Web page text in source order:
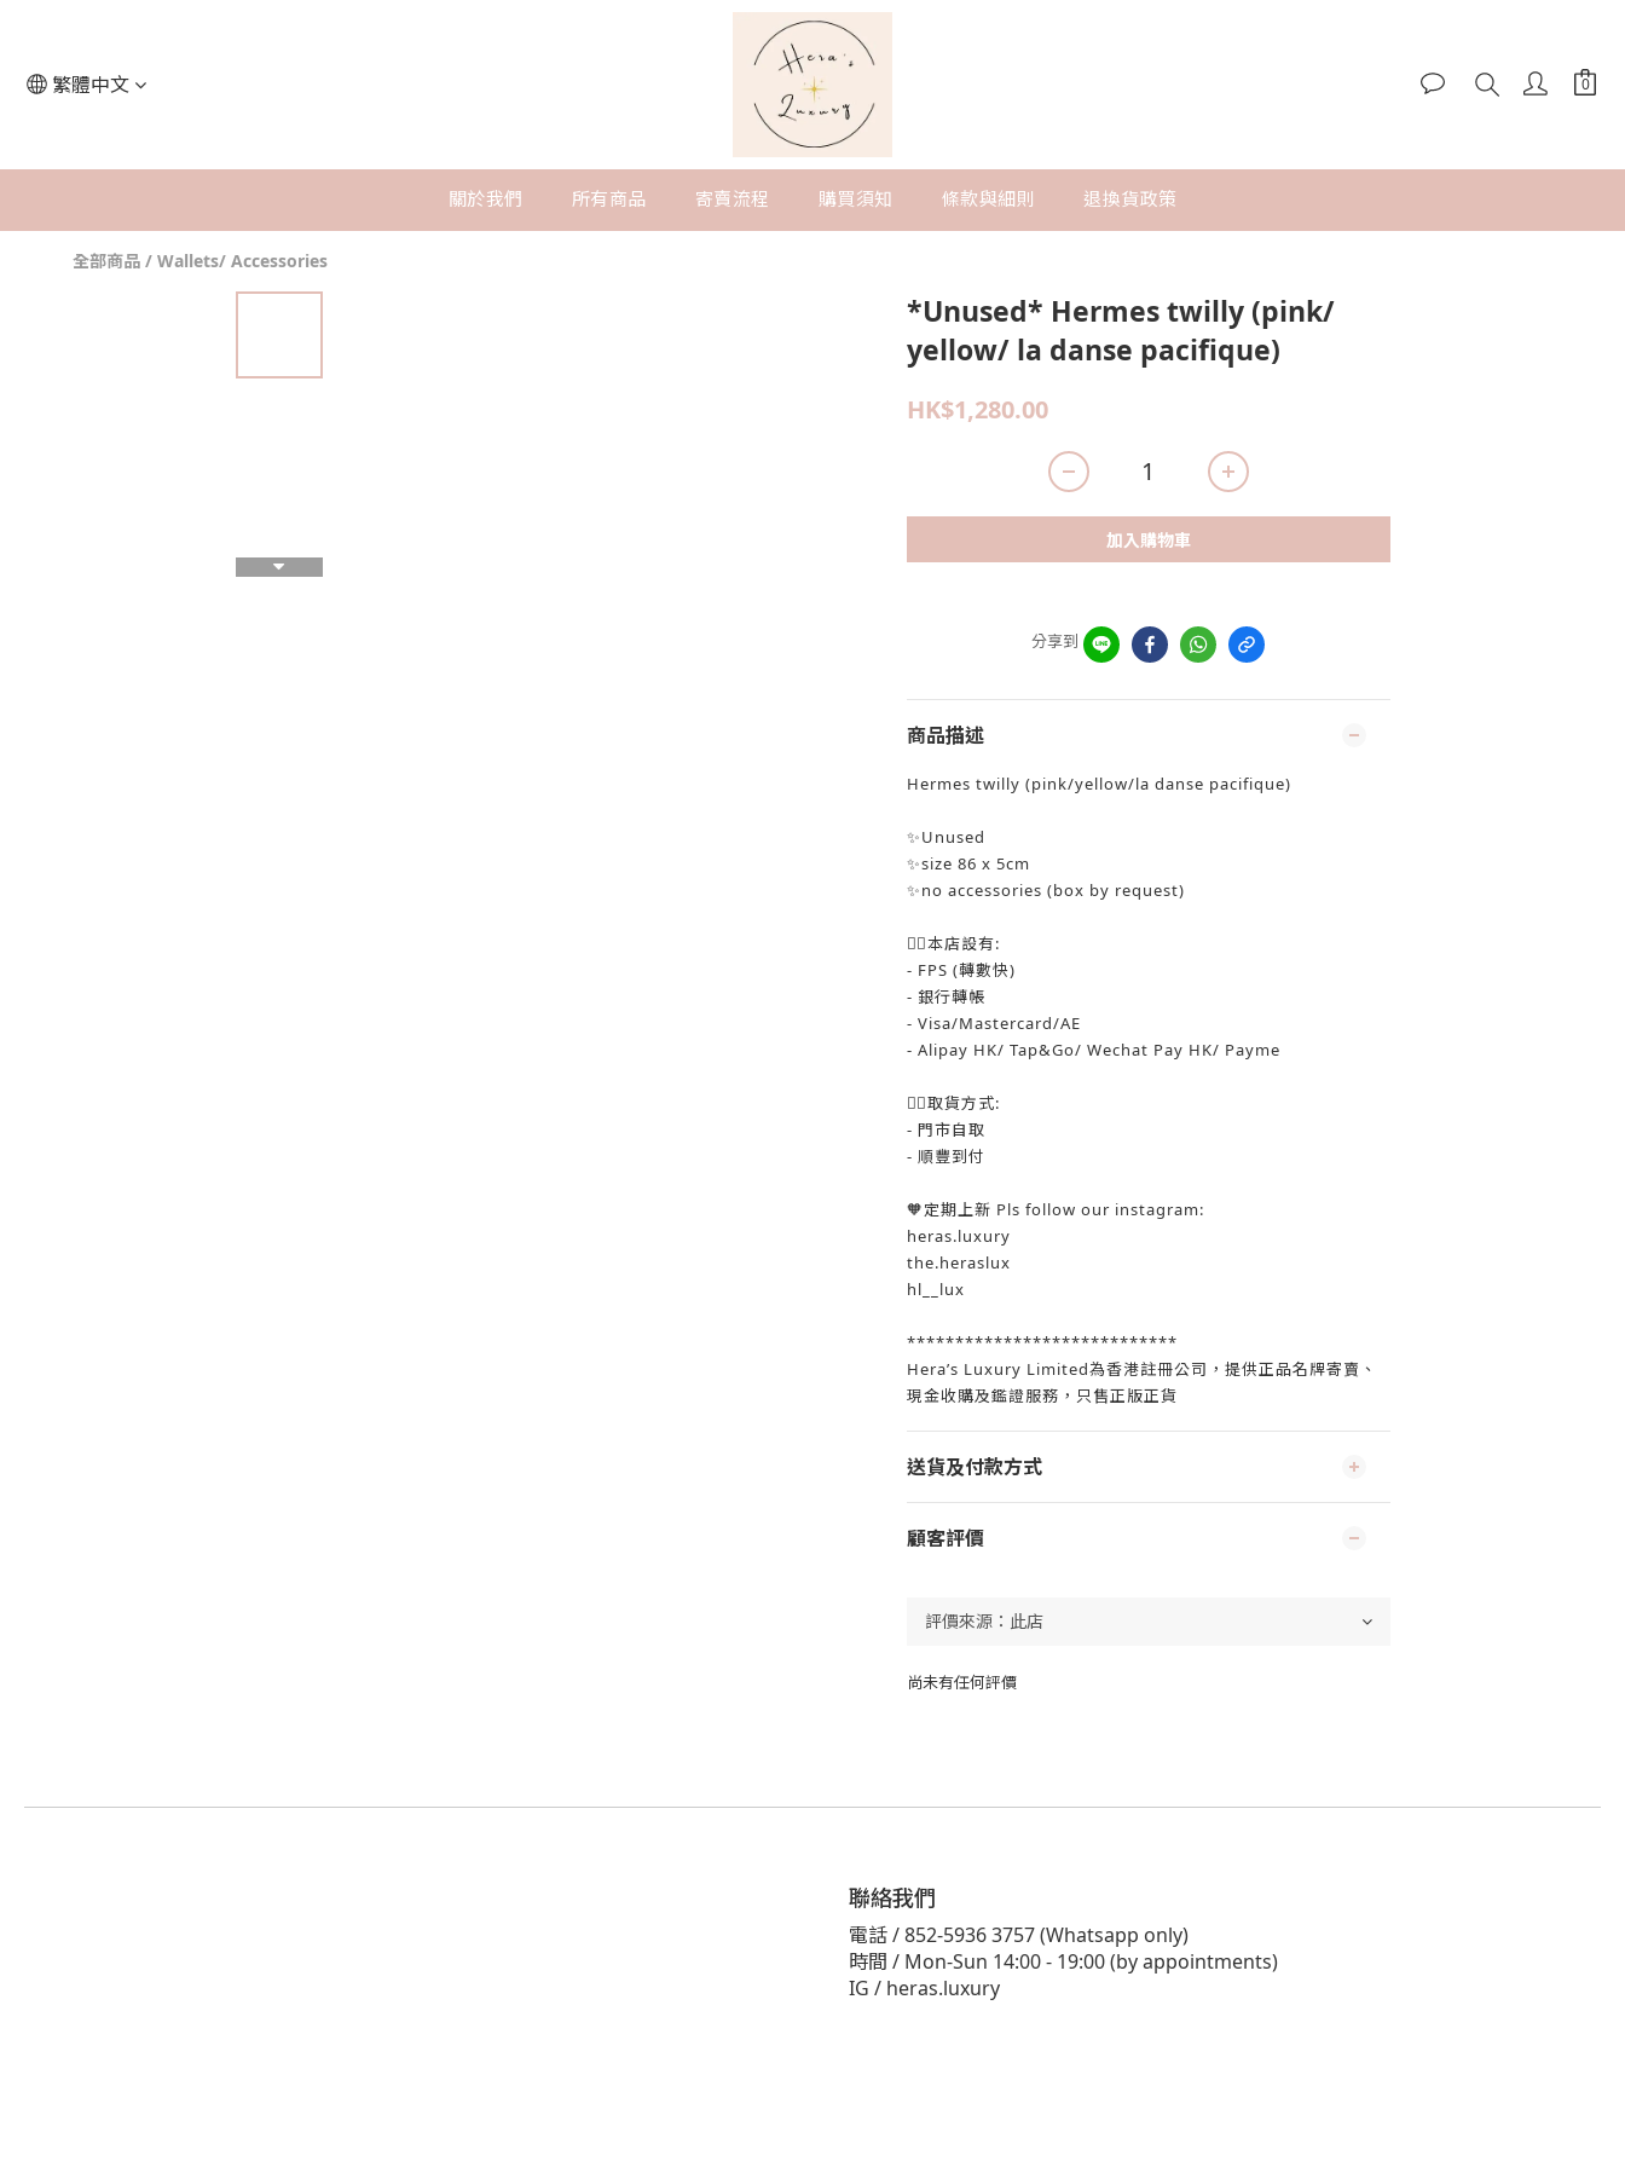
繁體中文
關於我們 所有商品 寄賣流程 購買須知 條款與細則 退換貨政策
全部商品 / Wallets/ Accessories
*Unused* Hermes twilly (pink/
yellow/ la danse pacifique)
HK$1,280.00
加入購物車
分享到
商品描述
Hermes twilly (pink/yellow/la danse pacifique)
✨Unused
✨size 86 x 5cm
✨no accessories (box by request)
👉🏻本店設有:
- FPS (轉數快)
- 銀行轉帳
- Visa/Mastercard/AE
- Alipay HK/ Tap&Go/ Wechat Pay HK/ Payme
👉🏻取貨方式:
- 門市自取
- 順豐到付
🧡定期上新 Pls follow our instagram:
heras.luxury
the.heraslux
hl__lux
****************************
Hera’s Luxury Limited為香港註冊公司，提供正品名牌寄賣、
現金收購及鑑證服務，只售正版正貨
送貨及付款方式
顧客評價
尚未有任何評價
聯絡我們
電話 / 852-5936 3757 (Whatsapp only)
時間 / Mon-Sun 14:00 - 19:00 (by appointments)
IG / heras.luxury